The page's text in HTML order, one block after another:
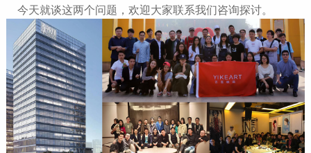
今天就谈这两个问题，欢迎大家联系我们咨询探讨。